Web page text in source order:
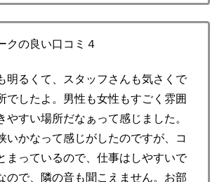
クの良い口コミ４
明るくて、スタッフさんも気さくで
でしたよ。男性も女性もすごく雰囲
やすい場所だなぁって感じました。
いかなって感じがしたのですが、コ
まっているので、仕事はしやすいで
ので、隣の音も聞こえません。お部